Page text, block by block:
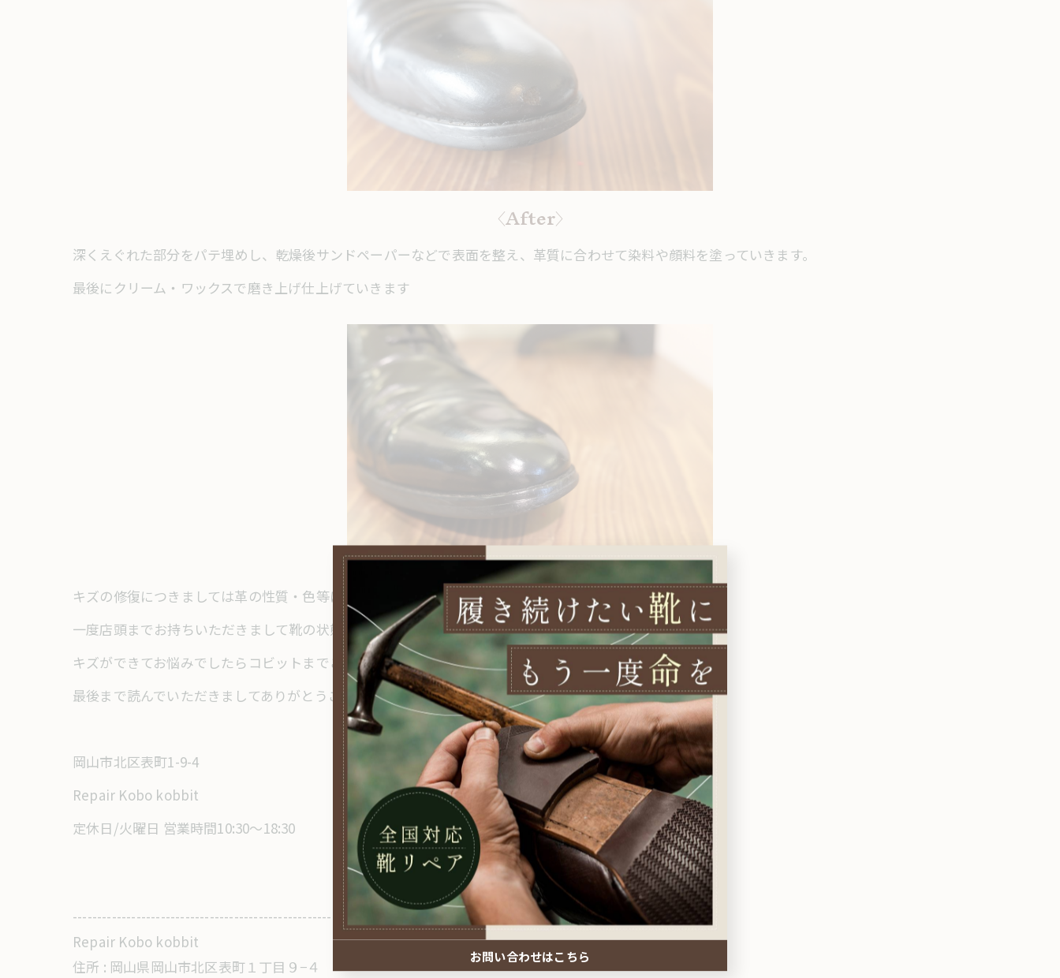
〈After〉
深くえぐれた部分をパテ埋めし、乾燥後サンドペーパーなどで表面を整え、革質に合わせて染料や顔料を塗っていきます。
最後にクリーム・ワックスで磨き上げ仕上げていきます
キズの修復につきましては革の性質・色等によって金額・納期が異なります。
一度店頭までお持ちいただきまして靴の状態を確認後に最適な修理方法をご提案させていただきます。
キズができてお悩みでしたらコビットまでご相談くださいませ。
最後まで読んでいただきましてありがとうございます。
岡山市北区表町1-9-4
Repair Kobo kobbit
定休日/火曜日 営業時間10:30～18:30
----------------------------------------------------------------------
Repair Kobo kobbit
住所 : 岡山県岡山市北区表町１丁目９−４
お問い合わせはこちら